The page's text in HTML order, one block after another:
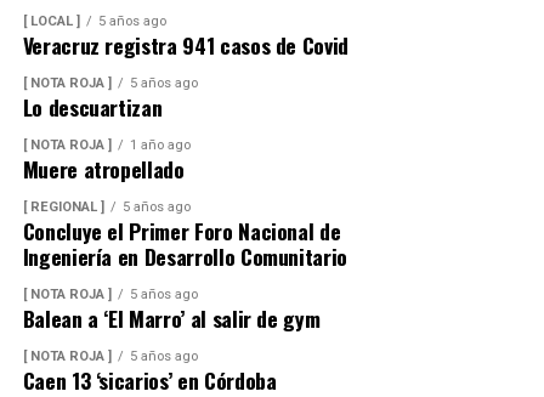
[ LOCAL ] 5 años ago
Veracruz registra 941 casos de Covid
[ NOTA ROJA ] 5 años ago
Lo descuartizan
[ NOTA ROJA ] 1 año ago
Muere atropellado
[ REGIONAL ] 5 años ago
Concluye el Primer Foro Nacional de
Ingeniería en Desarrollo Comunitario
[ NOTA ROJA ] 5 años ago
Balean a ‘El Marro’ al salir de gym
[ NOTA ROJA ] 5 años ago
Caen 13 ‘sicarios’ en Córdoba